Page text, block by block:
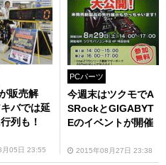
販売解
バでは延
列も！
月05日 23:55
PCパーツ
今週末はツクモでA
SRockとGIGABYT
Eのイベントが開催
2015年08月27日 23:38